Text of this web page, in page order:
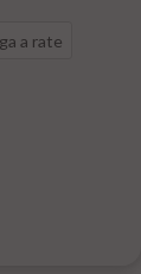
a rate